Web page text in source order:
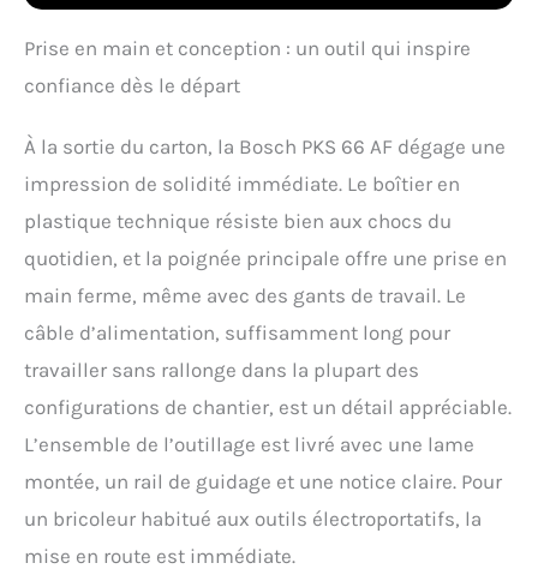
scie circulaire avec un
diamètre nominal de 190
mm Livré avec : PKS 66
CutControl, trois
guidage (de 35 cm
chacun), lame Speedline
mm), butée parallèle,
carton
Prise en main et conception : un outil qui inspire
confiance dès le départ
À la sortie du carton, la Bosch PKS 66 AF dégage une
impression de solidité immédiate. Le boîtier en
plastique technique résiste bien aux chocs du
quotidien, et la poignée principale offre une prise en
main ferme, même avec des gants de travail. Le
câble d’alimentation, suffisamment long pour
travailler sans rallonge dans la plupart des
configurations de chantier, est un détail appréciable.
L’ensemble de l’outillage est livré avec une lame
montée, un rail de guidage et une notice claire. Pour
un bricoleur habitué aux outils électroportatifs, la
mise en route est immédiate.